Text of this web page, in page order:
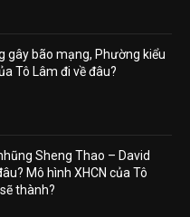
gây bão mạng, Phường kiểu
Tô Lâm đi về đâu?
Sheng Thao – David
Mô hình XHCN của Tô
thành?